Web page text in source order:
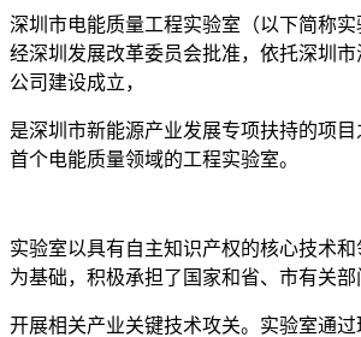
深圳市电能质量工程实验室（以下简称实
经深圳发展改革委员会批准，依托深圳
公司建设成立，
是深圳市新能源产业发展专项扶持的项
首个电能质量领域的工程实验室。
实验室以具有自主知识产权的核心技术
为基础，积极承担了国家和省、市有关部
开展相关产业关键技术攻关。实验室通